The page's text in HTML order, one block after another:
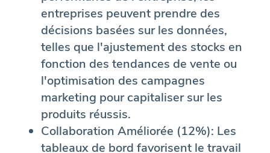
entreprises peuvent prendre des
décisions basées sur les données,
telles que l'ajustement des stocks en
fonction des tendances de vente ou
l'optimisation des campagnes
marketing pour capitaliser sur les
produits réussis.
Collaboration Améliorée (12%): Les
tableaux de bord favorisent le travail